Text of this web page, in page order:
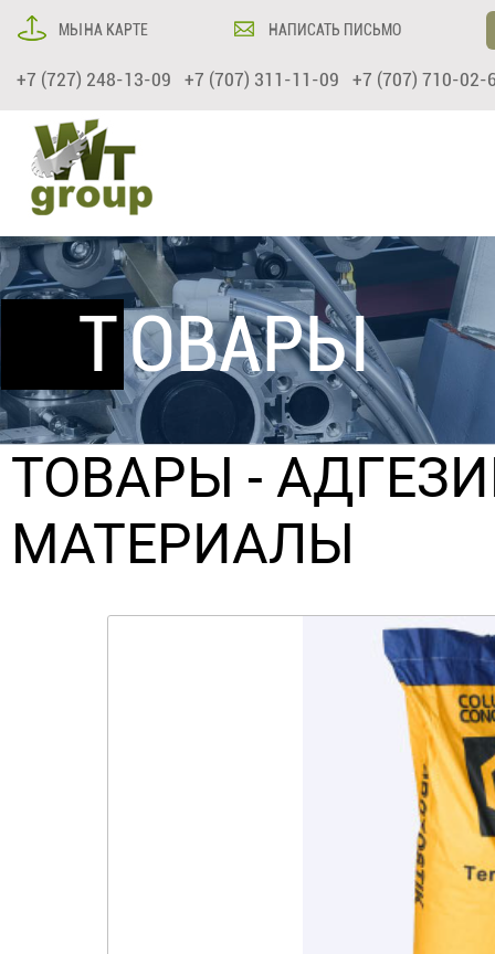
МЫ НА КАРТЕ НАПИСАТЬ ПИСЬМО
+7 (727) 248-13-09 +7 (707) 311-11-09 +7 (707) 710-02-
ТОВАРЫ
ТОВАРЫ -
МАТЕРИАЛЫ